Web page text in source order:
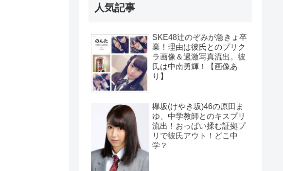
人気記事
SKE48辻のぞみが急きょ卒
業！理由は彼氏とのプリク
ラ画像＆過激写真流出。彼
氏は中南勇輝！【画像あ
り】
欅坂(けやき坂)46の原田ま
ゆ、中学教師とのキスプリ
流出！おっぱい揉む証拠プ
リで彼氏アウト！どこ中
学？